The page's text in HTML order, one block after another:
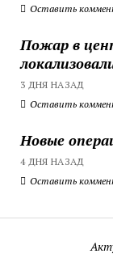
Оставить
Пожар в
3 ДНЯ НАЗАД
Оставить
Новые
4 ДНЯ НАЗАД
Оставить